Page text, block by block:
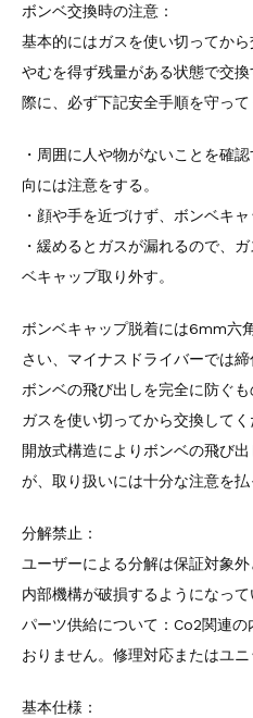
ボンベ交換時の注意：
基本的にはガスを使い切ってから
やむを得ず残量がある状態で交
際に、必ず下記安全手順を守って
・周囲に人や物がないことを確
向には注意をする。
・顔や手を近づけず、ボンベキ
・緩めるとガスが漏れるので、
ベキャップ取り外す。
ボンベキャップ脱着には6mm六
さい、マイナスドライバーでは締
ボンベの飛び出しを完全に防ぐ
ガスを使い切ってから交換してく
開放式構造によりボンベの飛び
が、取り扱いには十分な注意を払
分解禁止：
ユーザーによる分解は保証対象
内部機構が破損するようになって
パーツ供給について：Co2関連
おりません。修理対応またはユニ
基本仕様：